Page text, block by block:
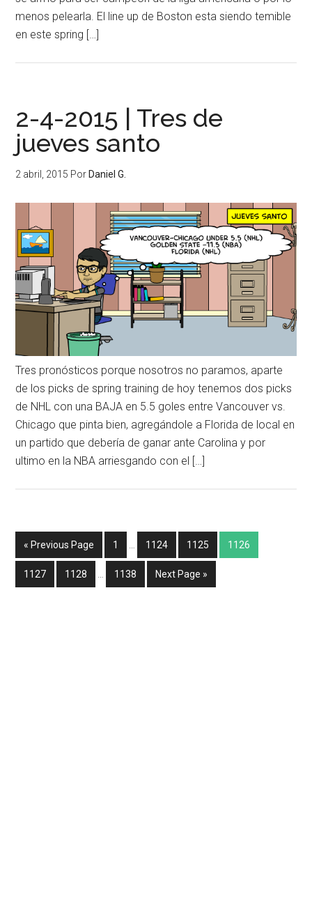
menos pelearla. El line up de Boston esta siendo temible
en este spring […]
2-4-2015 | Tres de
jueves santo
2 abril, 2015 Por Daniel G.
Tres pronósticos porque nosotros no paramos, aparte
de los picks de spring training de hoy tenemos dos picks
de NHL con una BAJA en 5.5 goles entre Vancouver vs.
Chicago que pinta bien, agregándole a Florida de local en
un partido que debería de ganar ante Carolina y por
ultimo en la NBA arriesgando con el […]
« Previous Page 1 1124 1125 1126
1127 1128 1138 Next Page »